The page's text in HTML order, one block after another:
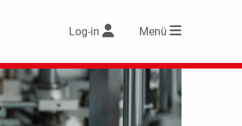
Log-in Menü